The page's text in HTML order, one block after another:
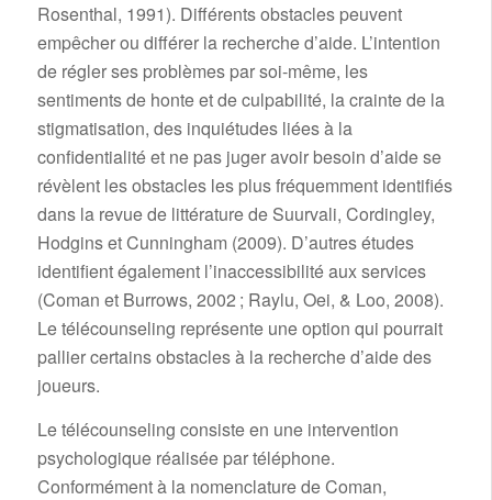
Rosenthal, 1991). Différents obstacles peuvent
empêcher ou différer la recherche d’aide. L’intention
de régler ses problèmes par soi-même, les
sentiments de honte et de culpabilité, la crainte de la
stigmatisation, des inquiétudes liées à la
confidentialité et ne pas juger avoir besoin d’aide se
révèlent les obstacles les plus fréquemment identifiés
dans la revue de littérature de Suurvali, Cordingley,
Hodgins et Cunningham (2009). D’autres études
identifient également l’inaccessibilité aux services
(Coman et Burrows, 2002 ; Raylu, Oei, & Loo, 2008).
Le télécounseling représente une option qui pourrait
pallier certains obstacles à la recherche d’aide des
joueurs.
Le télécounseling consiste en une intervention
psychologique réalisée par téléphone.
Conformément à la nomenclature de Coman,